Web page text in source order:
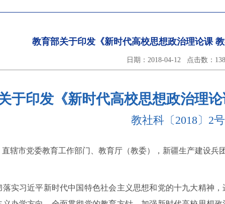
教育部关于印发《新时代高校思想政治理论课
日期：2018-04-12 点击数：
于印发《新时代高校思想政治理
教社科〔2018〕2号
辖市党委教育工作部门、教育厅（教委），新疆生产建设兵
习近平新时代中国特色社会主义思想和党的十九大精神，